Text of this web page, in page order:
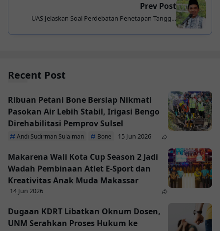
Prev Post
UAS Jelaskan Soal Perdebatan Penetapan Tanggal
Recent Post
Ribuan Petani Bone Bersiap Nikmati
Pasokan Air Lebih Stabil, Irigasi Bengo
Direhabilitasi Pemprov Sulsel
Andi Sudirman Sulaiman Bone 15 Jun 2026
Makarena Wali Kota Cup Season 2 Jadi
Wadah Pembinaan Atlet E-Sport dan
Kreativitas Anak Muda Makassar
14 Jun 2026
Dugaan KDRT Libatkan Oknum Dosen,
UNM Serahkan Proses Hukum ke